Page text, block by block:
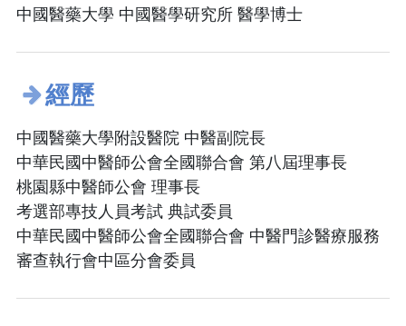
中國醫藥大學 中國醫學研究所 醫學博士
經歷
中國醫藥大學附設醫院 中醫副院長
中華民國中醫師公會全國聯合會 第八屆理事長
桃園縣中醫師公會 理事長
考選部專技人員考試 典試委員
中華民國中醫師公會全國聯合會 中醫門診醫療服務
審查執行會中區分會委員